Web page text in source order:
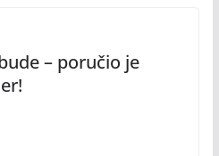
– poručio je